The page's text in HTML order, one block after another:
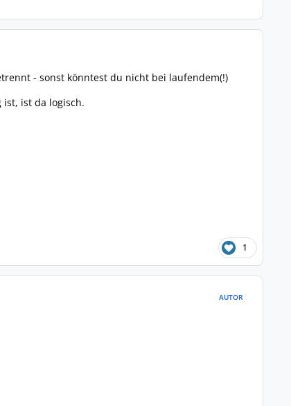
- sonst könntest du nicht bei laufendem(!)
ist da logisch.
1
AUTOR